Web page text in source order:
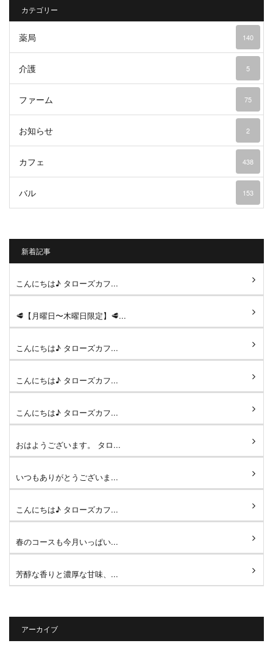
カテゴリー
薬局 140
介護 5
ファーム 75
お知らせ 2
カフェ 438
バル 153
新着記事
こんにちは♪ タローズカフ...
🥩【月曜日〜木曜日限定】🥩...
こんにちは♪ タローズカフ...
こんにちは♪ タローズカフ...
こんにちは♪ タローズカフ...
おはようございます。 タロ...
いつもありがとうございま...
こんにちは♪ タローズカフ...
春のコースも今月いっぱい...
芳醇な香りと濃厚な甘味、...
アーカイブ